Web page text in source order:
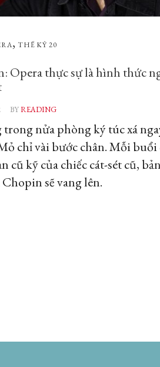
, THẾ KỶ 20
Opera thực sự là hình thức
BYREADING
nửa phòng ký túc xá
chỉ vài bước chân. Mỗi
cũ kỹ của chiếc cát-sét cũ,
sẽ vang lên.